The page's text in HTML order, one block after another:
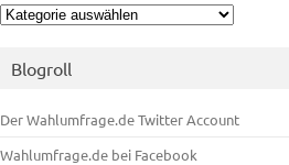
Kategorien
Blogroll
Der Wahlumfrage.de Twitter Account
Wahlumfrage.de bei Facebook